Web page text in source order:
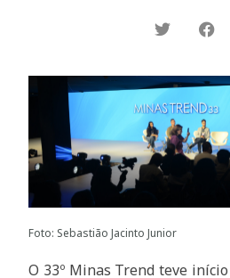
Foto: Sebastião Jacinto Junior
O 33º Minas Trend teve